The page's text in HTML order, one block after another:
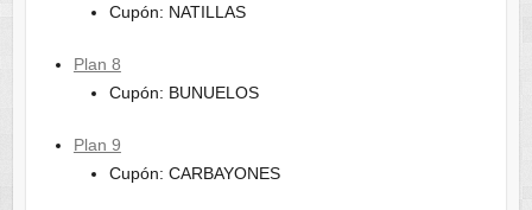
Cupón: NATILLAS
Plan 8
Cupón: BUNUELOS
Plan 9
Cupón: CARBAYONES